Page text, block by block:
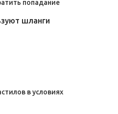
попадание
шланги
в условиях